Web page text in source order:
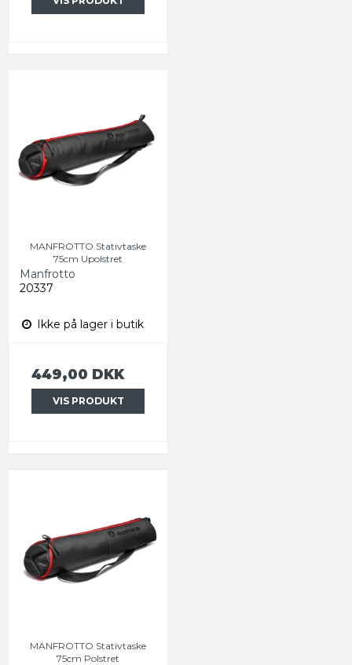
MANFROTTO Stativtaske
75cm Upolstret
Manfrotto
20337
Ikke på lager i butik
449,00 DKK
VIS PRODUKT
MANFROTTO Stativtaske
75cm Polstret